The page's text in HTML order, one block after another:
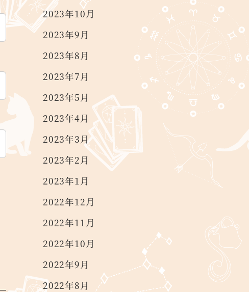
2023年10月
2023年9月
2023年8月
2023年7月
2023年5月
2023年4月
2023年3月
2023年2月
2023年1月
2022年12月
2022年11月
2022年10月
2022年9月
2022年8月